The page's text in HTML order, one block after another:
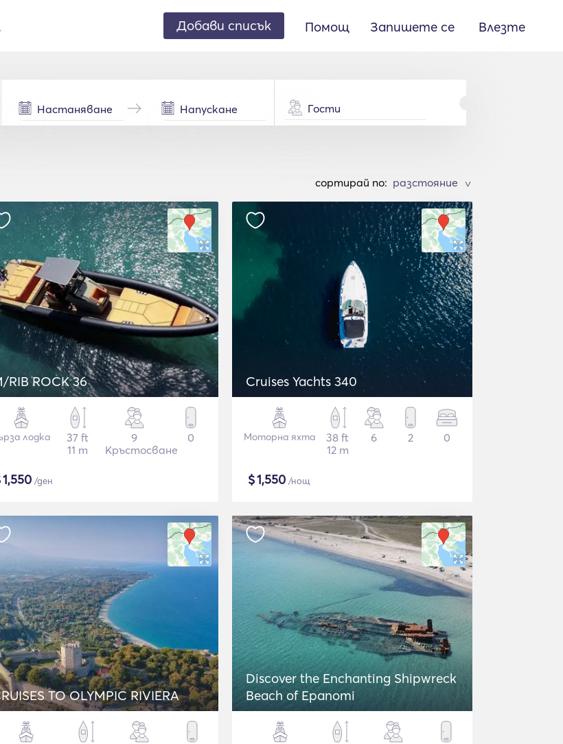
Добави списък Помощ Запишете се Влезте
Гости
cортирай по: >
RIB ROCK 36
лодка
37 ft
11 m
9
Кръстосване
0
1,550 /ден
Cruises Yachts 340
Моторна яхта
38 ft
12 m
6 2 0
$1,550 /нощ
TO OLYMPIC RIVIERA
Discover the Enchanting Shipwreck
Beach of Epanomi